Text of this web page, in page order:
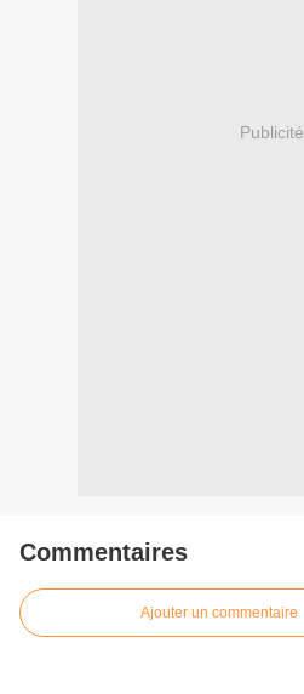
Publicité
Commentaires
Ajouter un commentaire